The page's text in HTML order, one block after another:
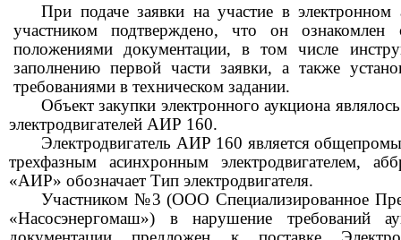
При подачезаявки на участие в электронном
участником подтверждено, что он ознакомлен
положениями документации, в том числе
заполнению первой части заявки, а также
требованиями в техническом задании.
Объект закупки электронного аукциона являлось
электродвигателей АИР 160.
Электродвигатель АИР 160 является
трехфазным асинхронным электродвигателем,
«АИР» обозначает Тип электродвигателя.
Участником №3(ООО Специализированное
«Насосэнергомаш») в нарушение требований